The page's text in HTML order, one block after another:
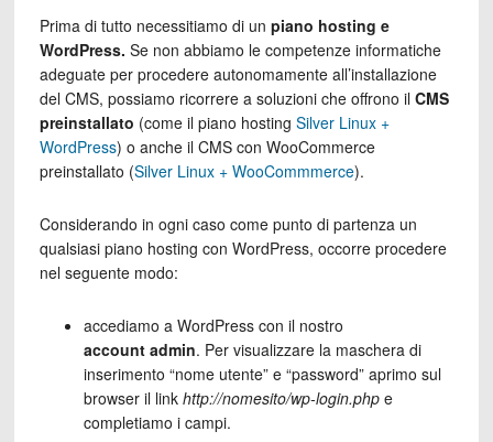
Prima di tutto necessitiamo di un piano hosting e
WordPress. Se non abbiamo le competenze informatiche
adeguate per procedere autonomamente all’installazione
del CMS, possiamo ricorrere a soluzioni che offrono il CMS
preinstallato (come il piano hosting Silver Linux +
WordPress) o anche il CMS con WooCommerce
preinstallato (Silver Linux + WooCommmerce).
Considerando in ogni caso come punto di partenza un
qualsiasi piano hosting con WordPress, occorre procedere
nel seguente modo:
accediamo a WordPress con il nostro
account admin. Per visualizzare la maschera di
inserimento “nome utente” e “password” aprimo sul
browser il link http://nomesito/wp-login.phpe
completiamo i campi.